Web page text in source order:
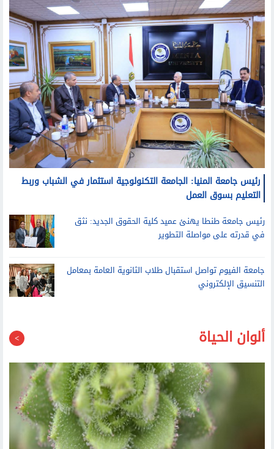
رئيس جامعة المنيا: الجامعة التكنولوجية استثمار في الشباب وربط
التعليم بسوق العمل
في قدرته على مواصلة التطوير
التنسيق الإلكتروني
ألوان الحياة